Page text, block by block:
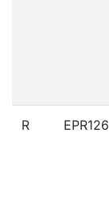
R EPR126